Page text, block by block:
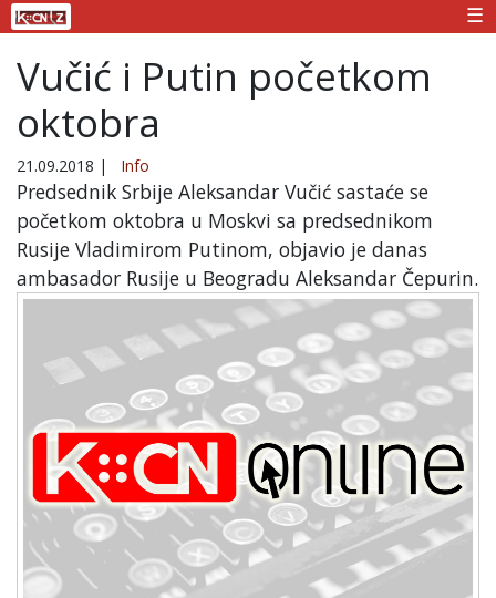
☰
Vučić i Putin početkom
oktobra
21.09.2018 | Info
Predsednik Srbije Aleksandar Vučić sastaće se
početkom oktobra u Moskvi sa predsednikom
Rusije Vladimirom Putinom, objavio je danas
ambasador Rusije u Beogradu Aleksandar Čepurin.